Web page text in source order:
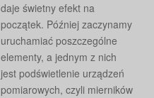
daje świetny efekt na
początek. Później zaczynamy
uruchamiać poszczególne
elementy, a jednym z nich
jest podświetlenie urządzeń
pomiarowych, czyli mierników